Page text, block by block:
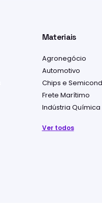
Materiais
Agronegócio
Automotivo
Chips e
Frete Marítimo
Indústria Química
Ver todos